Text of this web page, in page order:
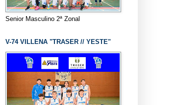
Senior Masculino 2ª Zonal
V-74 VILLENA "TRASER // YESTE"